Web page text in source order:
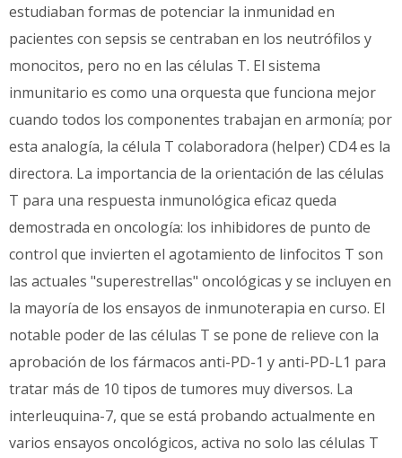
estudiaban formas de potenciar la inmunidad en
pacientes con sepsis se centraban en los neutrófilos y
monocitos, pero no en las células T. El sistema
inmunitario es como una orquesta que funciona mejor
cuando todos los componentes trabajan en armonía; por
esta analogía, la célula T colaboradora (helper) CD4 es la
directora. La importancia de la orientación de las células
T para una respuesta inmunológica eficaz queda
demostrada en oncología: los inhibidores de punto de
control que invierten el agotamiento de linfocitos T son
las actuales "superestrellas" oncológicas y se incluyen en
la mayoría de los ensayos de inmunoterapia en curso. El
notable poder de las células T se pone de relieve con la
aprobación de los fármacos anti-PD-1 y anti-PD-L1 para
tratar más de 10 tipos de tumores muy diversos. La
interleuquina-7, que se está probando actualmente en
varios ensayos oncológicos, activa no solo las células T